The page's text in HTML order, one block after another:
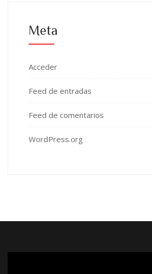
Meta
Acceder
Feed de entradas
Feed de comentarios
WordPress.org